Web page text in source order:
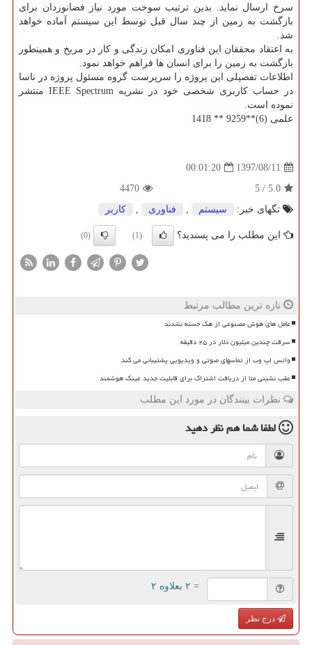
سرخ ارسال نماید. بدین ترتیب سوخت مورد نیاز فضانوردان برای
بازگشت به زمین از چند سال قبل توسط این سیستم آماده خواهد
شد.
به اعتقاد محققان این فناوری امكان زندگی و كار در مریخ و همینطور
بازگشت به زمین را برای انسان ها فراهم خواهد نمود.
اطلاعات تفصیلی این پروژه را سرپرست گروه مسئول پروژه در ناسا
در حساب كاربری شخصی خود در نشریه IEEE Spectrum منتشر
نموده است.
علمی (6)**9259 ** 1418
1397/08/11
00:01:20
5.0
/
5
4470
تگهای خبر:
سیستم , فناوری , كاربر
این مطلب را می پسندید؟ (1)
(0)
تازه ترین مطالب مرتبط
عامل های هوش مصنوعی از هک خسته نشدند
سرقت چندین میلیون دلار در ۲۵ دقیقه
واتس اپ وب از تماسهای صوتی و ویدیویی پشتیبانی می کند
عقب نشینی متا از دریافت اشتراک برای قابلیت جدید عینک هوشمند
نظرات بینندگان در مورد این مطلب
لطفا شما همنظر دهید
= ۲ بعلاوه ۲
درج نظر